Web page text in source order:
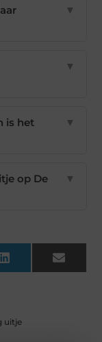
▼
▼
is het
▼
op De
▼
LinkedIn Email
uitje